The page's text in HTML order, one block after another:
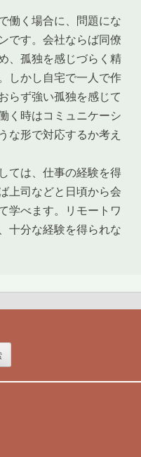
働く場合に、問題にな
です。会社ならば同僚
、孤独を感じづらく精
しかし自宅で一人で作
らず強い孤独を感じて
く時はコミュニケーシ
な形で対応するか考え
ては、仕事の経験を得
上司などと日頃から会
学べます。リモートワ
十分な経験を得られな